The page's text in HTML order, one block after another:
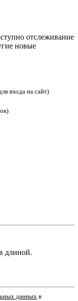
отслеживание
новые
входа на сайт)
длиной.
данных в